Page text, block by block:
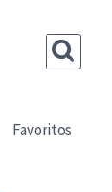
Favoritos